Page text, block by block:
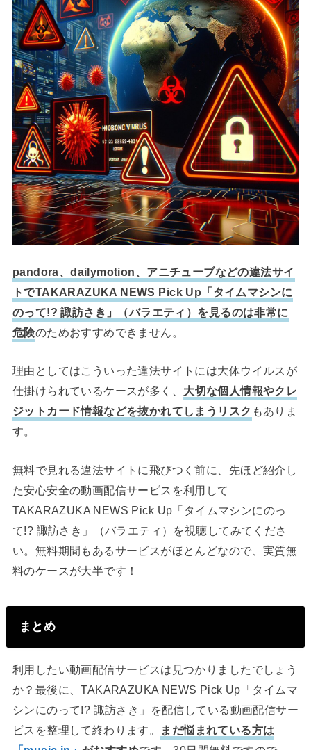
pandora、dailymotion、アニチューブなどの違法サイ
トでTAKARAZUKA NEWS Pick Up「タイムマシンに
のって!? 諏訪さき」（バラエティ）を見るのは非常に
危険のためおすすめできません。
理由としてはこういった違法サイトには大体ウイルスが
仕掛けられているケースが多く、 大切な個人情報やクレ
ジットカード情報などを抜かれてしまうリスク もありま
す。
無料で見れる違法サイトに飛びつく前に、先ほど紹介し
た安心安全の動画配信サービスを利用して
TAKARAZUKA NEWS Pick Up「タイムマシンにのっ
て!? 諏訪さき」（バラエティ）を視聴してみてくださ
い。無料期間もあるサービスがほとんどなので、実質無
料のケースが大半です！
まとめ
利用したい動画配信サービスは見つかりましたでしょう
か？最後に、TAKARAZUKA NEWS Pick Up「タイムマ
シンにのって!? 諏訪さき」を配信している動画配信サー
ビスを整理して終わります。
まだ悩まれている方は